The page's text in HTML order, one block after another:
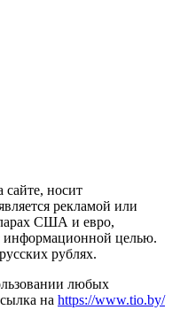
носит
рекламой или
США и евро,
информационной целью.
рублях.
любых
на https://www.tio.by/